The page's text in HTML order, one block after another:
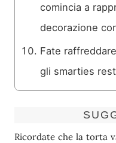
comincia a
decorazione
Fate
gli smarties
Ricordate che la torta